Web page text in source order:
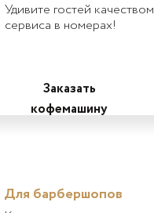
Удивите гостей качеством
сервиса в номерах!
Для барбершопов
Заказать
кофемашину